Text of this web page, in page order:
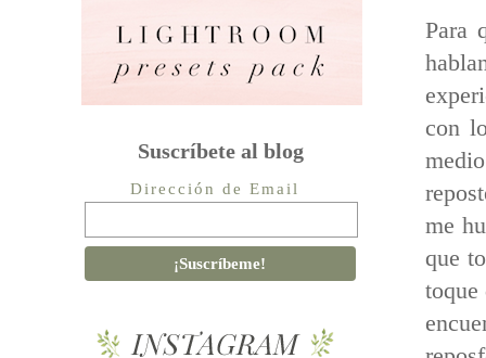
Para
con
me
que
toque
Suscríbete al blog
Dirección de Email